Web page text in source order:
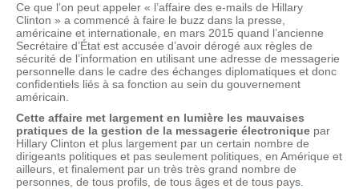
Ce que l’on peut appeler « l’affaire des e-mails de Hillary
Clinton » a commencé à faire le buzz dans la presse,
américaine et internationale, en mars 2015 quand l’ancienne
Secrétaire d’État est accusée d’avoir dérogé aux règles de
sécurité de l’information en utilisant une adresse de messagerie
personnelle dans le cadre des échanges diplomatiques et donc
confidentiels liés à sa fonction au sein du gouvernement
américain.
Cette affaire met largement en lumière les mauvaises
pratiques de la gestion de la messagerie électronique par
Hillary Clinton et plus largement par un certain nombre de
dirigeants politiques et pas seulement politiques, en Amérique et
ailleurs, et finalement par un très très grand nombre de
personnes, de tous profils, de tous âges et de tous pays.